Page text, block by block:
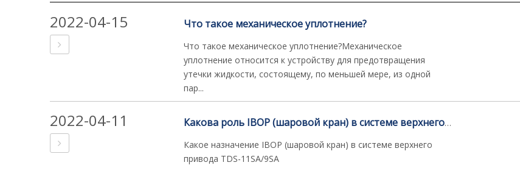
2022-04-15
Что такое механическое уплотнение?
Что такое механическое уплотнение?Механическое
уплотнение относится к устройству для предотвращения
утечки жидкости, состоящему, по меньшей мере, из одной
пар...
2022-04-11
Какова роль IBOP (шаровой кран) в системе верхнего привода TDS-11SA/9SA
Какое назначение IBOP (шаровой кран) в системе верхнего
привода TDS-11SA/9SA